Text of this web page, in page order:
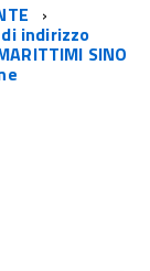
indirizzo
SINO